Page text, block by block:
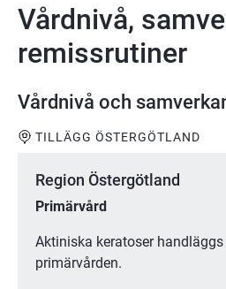
Vårdnivå,
remissrutiner
Vårdnivå och
TILLÄGG ÖSTERGÖTLAND
Region Östergötland
Primärvård
Aktiniska keratoser
primärvården.